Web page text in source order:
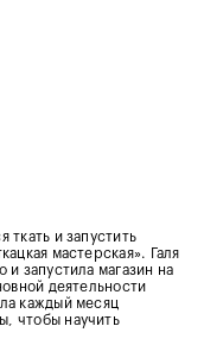
ткать и запустить
мастерская». Галя
запустила магазин на
деятельности
каждый месяц
чтобы научить